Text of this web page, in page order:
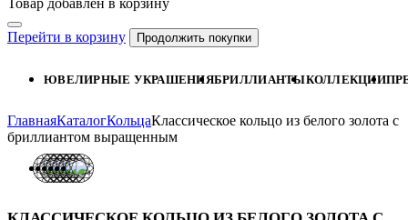
Товар добавлен в корзину
Перейти в корзину Продолжить покупки
ЮВЕЛИРНЫЕ УКРАШЕНИЯБРИЛЛИАНТЫКОЛЛЕКЦИИ
ГлавнаяКаталогКольцаКлассическое кольцо из белого золота с
бриллиантом выращенным